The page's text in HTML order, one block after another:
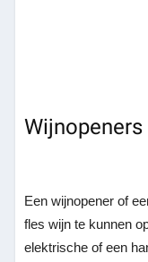
Een wijnopener of
fles wijn te kunnen
elektrische of een